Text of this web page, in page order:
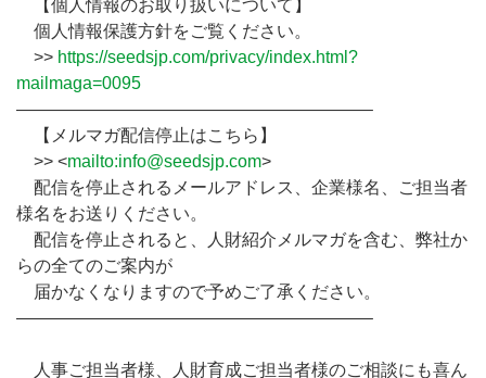
【個人情報のお取り扱いについて】
個人情報保護方針をご覧ください。
>> https://seedsjp.com/privacy/index.html?
mailmaga=0095
————————————————————–
【メルマガ配信停止はこちら】
>> <mailto:info@seedsjp.com>
配信を停止されるメールアドレス、企業様名、ご担当者
様名をお送りください。
配信を停止されると、人財紹介メルマガを含む、弊社か
らの全てのご案内が
届かなくなりますので予めご了承ください。
————————————————————–
人事ご担当者様、人財育成ご担当者様のご相談にも喜ん